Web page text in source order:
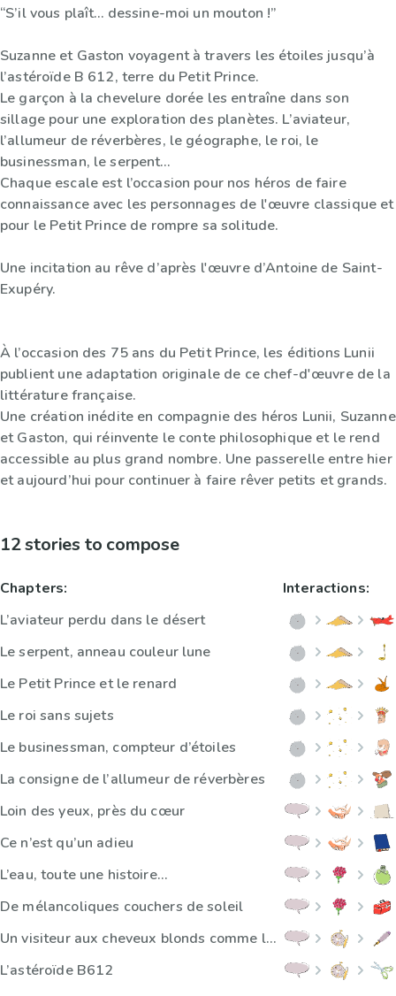
“S’il vous plaît… dessine-moi un mouton !”
Suzanne et Gaston voyagent à travers les étoiles jusqu’à
l’astéroïde B 612, terre du Petit Prince.
Le garçon à la chevelure dorée les entraîne dans son
sillage pour une exploration des planètes. L’aviateur,
l’allumeur de réverbères, le géographe, le roi, le
businessman, le serpent…
Chaque escale est l’occasion pour nos héros de faire
connaissance avec les personnages de l'œuvre classique et
pour le Petit Prince de rompre sa solitude.
Une incitation au rêve d’après l'œuvre d’Antoine de Saint-
Exupéry.
À l’occasion des 75 ans du Petit Prince, les éditions Lunii
publient une adaptation originale de ce chef-d'œuvre de la
littérature française.
Une création inédite en compagnie des héros Lunii, Suzanne
et Gaston, qui réinvente le conte philosophique et le rend
accessible au plus grand nombre. Une passerelle entre hier
et aujourd’hui pour continuer à faire rêver petits et grands.
12 stories to compose
Chapters:
L’aviateur perdu dans le désert
Le serpent, anneau couleur lune
Le Petit Prince et le renard
Le roi sans sujets
Le businessman, compteur d’étoiles
La consigne de l’allumeur de réverbères
Loin des yeux, près du cœur
Ce n’est qu’un adieu
L’eau, toute une histoire…
De mélancoliques couchers de soleil
Un visiteur aux cheveux blonds comme les blés
L’astéroïde B612
Interactions: